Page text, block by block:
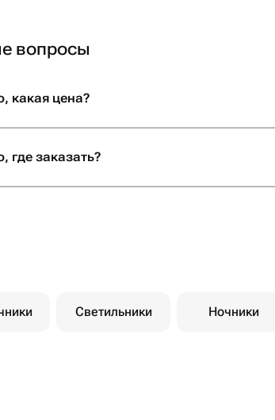
вопросы
какая цена?
где заказать?
Светильники Ночники